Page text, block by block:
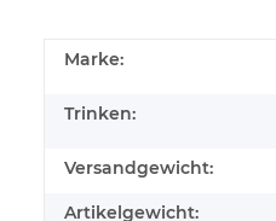
Marke:
Trinken:
Versandgewicht:
Artikelgewicht: